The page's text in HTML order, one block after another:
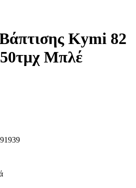
Kymi 82
Μπλέ